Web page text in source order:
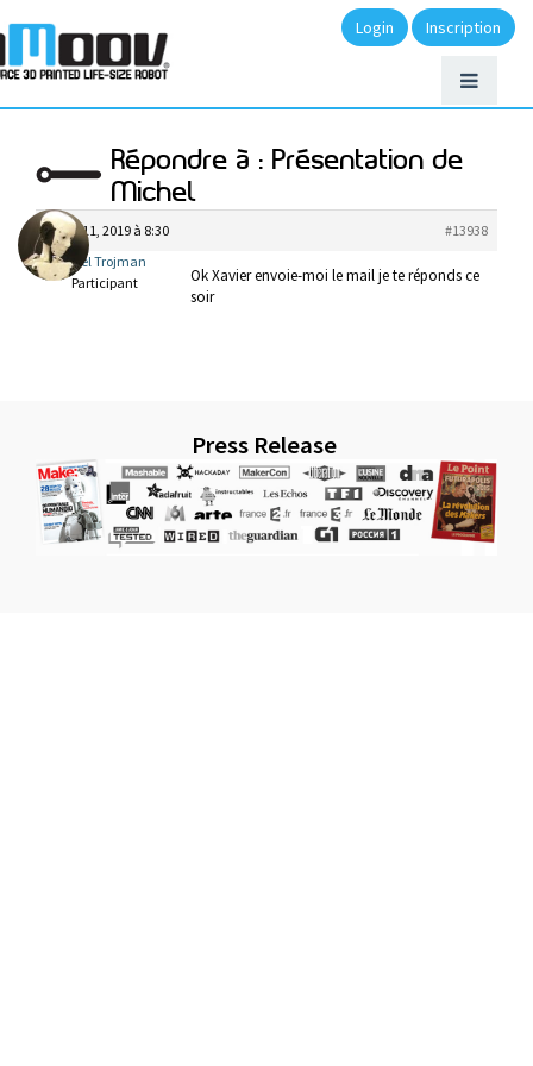
Login Inscription
Répondre à : Présentation de
Michel
juillet 11, 2019 à 8:30
#13938
michel Trojman
Participant
Ok Xavier envoie-moi le mail je te réponds ce
soir
Press Release